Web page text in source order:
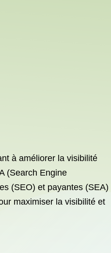
à améliorer la visibilité
(Search Engine
(SEO) et payantes (SEA)
maximiser la visibilité et